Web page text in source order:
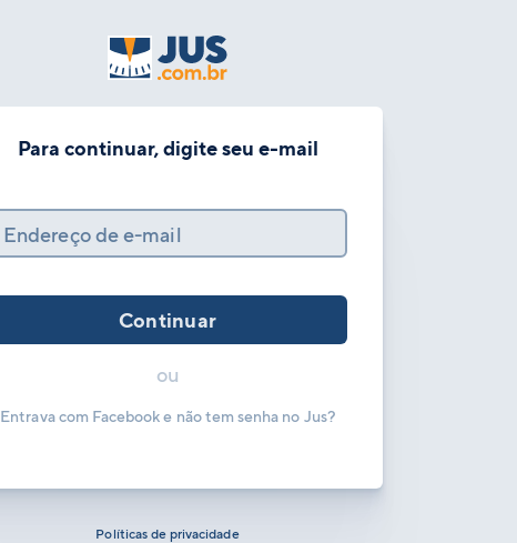
Para continuar, digite seu e-mail
Endereço de e-mail
Continuar
ou
Entrava com Facebook e não tem senha no Jus?
Políticas de privacidade